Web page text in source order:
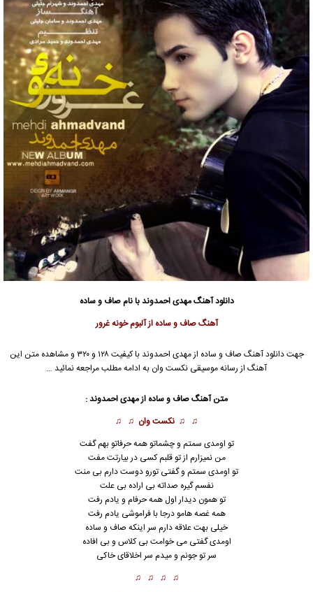
دانلود آهنگمهدی احمدوندبا نام صاف و ساده
آهنگ صاف و ساده از آلبوم خونه غرور
جهت دانلود آهنگ صاف و ساده ازمهدی احمدوند
با کیفیت ۱۲۸ و ۳۲۰ و مشاهده متن این
آهنگ از رسانه موسیقی نکست وان به ادامه مطلب مراجعه نمائید …
متن آهنگ صاف و ساده ازمهدی احمدوند:
♫ ♫ نکست وان ♫ ♫
تو اومدی سمتم و چشماتو همه حرفاتو بهم گفت
من نمیزارم از تو قلبم کسی در بیارتت مفت
تو اومدی سمتم و گفتی تورو دوست دارم بی منت
نفسم گیره صداته بی اراده بی علت
تو همون دیدار اول همه حرفام و یادم رفت
همه غصه هامو درجا با فراموشی یادم رفت
خیلی بهت علاقه دارم سر اینکه صاف و ساده
اومدی گفتی می خوامت بی کلاس و بی افاده
سر تو جونم و میدم سر اخلاقای خاکی
♫ ♫ ♫ ♫